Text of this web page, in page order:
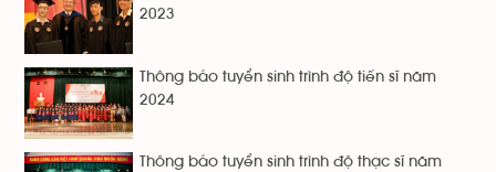
2023
Thông báo tuyển sinh trình độ tiến sĩ năm
2024
Thông báo tuyển sinh trình độ thạc sĩ năm